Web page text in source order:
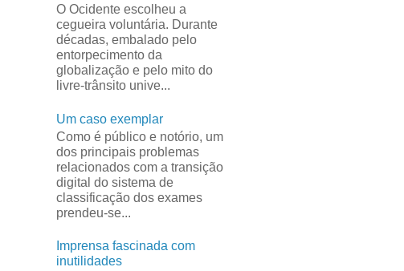
O Ocidente escolheu a
cegueira voluntária. Durante
décadas, embalado pelo
entorpecimento da
globalização e pelo mito do
livre-trânsito unive...
Um caso exemplar
Como é público e notório, um
dos principais problemas
relacionados com a transição
digital do sistema de
classificação dos exames
prendeu-se...
Imprensa fascinada com
inutilidades